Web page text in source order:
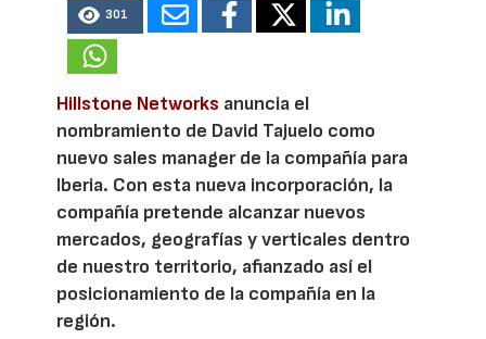
301
Hillstone Networks anuncia el
nombramiento de David Tajuelo como
nuevo sales manager de la compañía para
Iberia. Con esta nueva incorporación, la
compañía pretende alcanzar nuevos
mercados, geografías y verticales dentro
de nuestro territorio, afianzado así el
posicionamiento de la compañía en la
región.